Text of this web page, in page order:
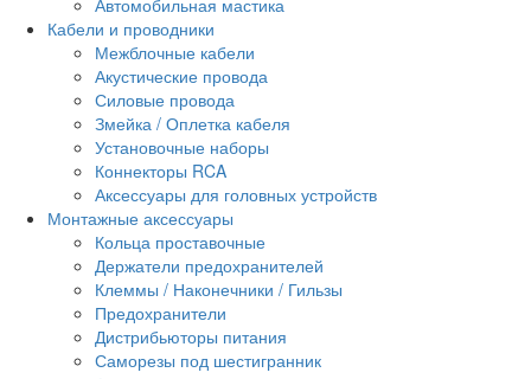
Кабели и проводники
Межблочные кабели
Акустические провода
Силовые провода
Змейка / Оплетка кабеля
Установочные наборы
Коннекторы RCA
Аксессуары для головных устройств
Монтажные аксессуары
Кольца проставочные
Держатели предохранителей
Клеммы / Наконечники / Гильзы
Предохранители
Дистрибьюторы питания
Саморезы под шестигранник